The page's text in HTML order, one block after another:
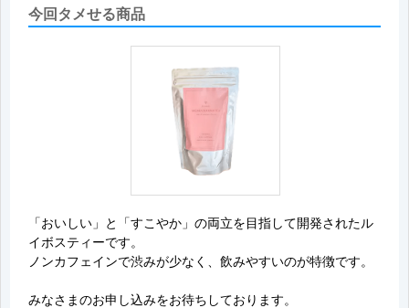
今回タメせる商品
「おいしい」と「すこやか」の両立を目指して開発されたル
イボスティーです。
ノンカフェインで渋みが少なく、飲みやすいのが特徴です。
みなさまのお申し込みをお待ちしております。